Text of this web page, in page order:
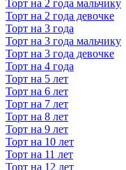
Торт на 2 года мальчику
Торт на 2 года девочке
Торт на 3 года
Торт на 3 года мальчику
Торт на 3 года девочке
Торт на 4 года
Торт на 5 лет
Торт на 6 лет
Торт на 7 лет
Торт на 8 лет
Торт на 9 лет
Торт на 10 лет
Торт на 11 лет
Торт на 12 лет